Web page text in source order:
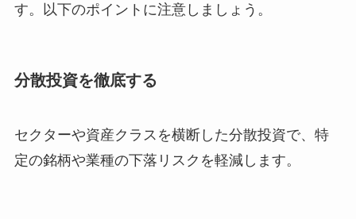
す。以下のポイントに注意しましょう。
分散投資を徹底する
セクターや資産クラスを横断した分散投資で、特
定の銘柄や業種の下落リスクを軽減します。